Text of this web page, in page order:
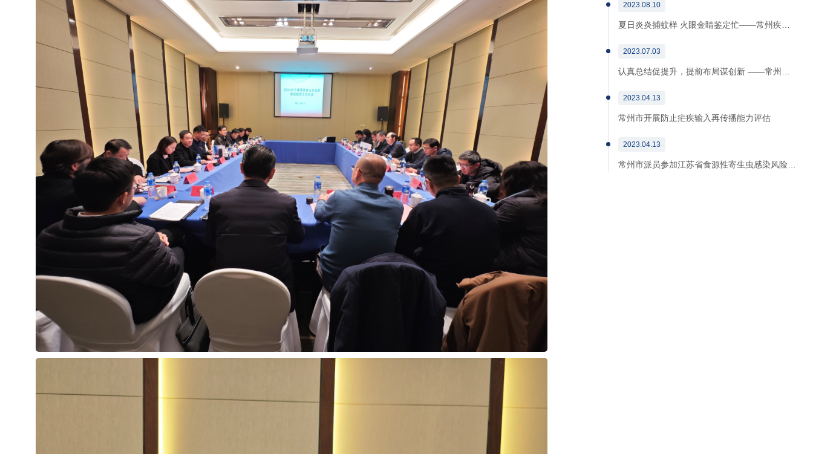
2023.08.10
夏日炎炎捕蚊样 火眼金睛鉴定忙——常州疾…
2023.07.03
认真总结促提升，提前布局谋创新 ——常州…
2023.04.13
常州市开展防止疟疾输入再传播能力评估
2023.04.13
常州市派员参加江苏省食源性寄生虫感染风险…